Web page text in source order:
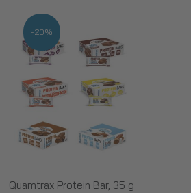
Quamtrax Protein Bar, 35 g
-20%